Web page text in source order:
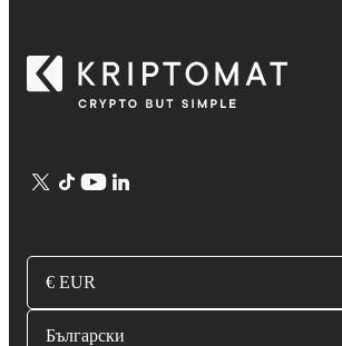
€ EUR
Български